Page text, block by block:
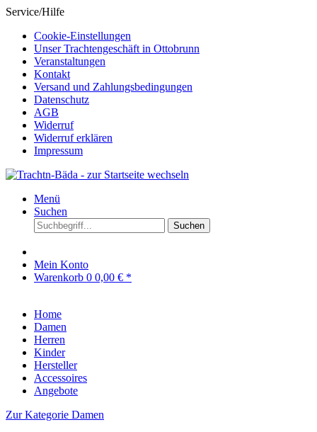
Service/Hilfe
Cookie-Einstellungen
Unser Trachtengeschäft in Ottobrunn
Veranstaltungen
Kontakt
Versand und Zahlungsbedingungen
Datenschutz
AGB
Widerruf
Widerruf erklären
Impressum
Menü
Suchen
Suchen
Mein Konto
Warenkorb 0 0,00 € *
Home
Damen
Herren
Kinder
Hersteller
Accessoires
Angebote
Zur Kategorie Damen